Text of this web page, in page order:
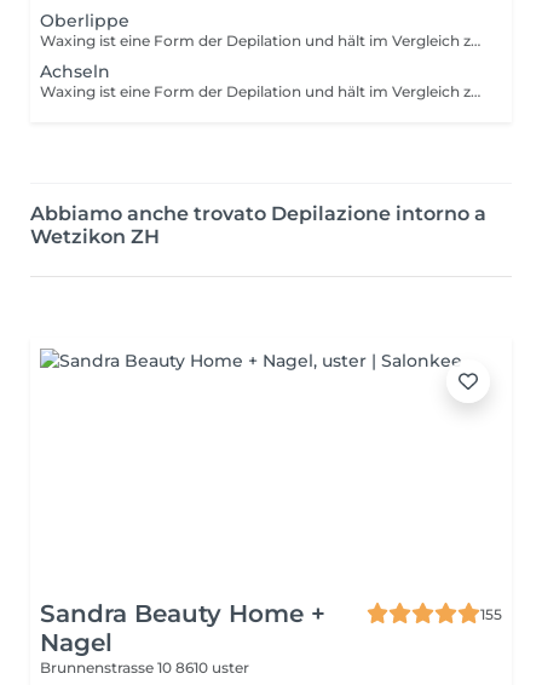
Oberlippe
Waxing ist eine Form der Depilation und hält im Vergleich zum Rasieren wesentlich länger an. Mithilfe von Wachs wird das Haar mitsamt der Wurzel aus der Haut entfernt. Um die Behandlung optimal durchzuführen, sollten die Härchen eine Länge von 3 mm haben.
Achseln
Waxing ist eine Form der Depilation und hält im Vergleich zum Rasieren wesentlich länger an. Mithilfe von Wachs wird das Haar mitsamt der Wurzel aus der Haut entfernt. Um die Behandlung optimal durchzuführen, sollten die Härchen eine Länge von 3-5 mm haben. Damit die Prozedur so schmerzfrei wie möglich ist, sollten deine Haare nicht länger als 1 cm sind.
Abbiamo anche trovato Depilazione intorno a
Wetzikon ZH
Sandra Beauty Home +
Nagel
155
Brunnenstrasse 10 8610 uster